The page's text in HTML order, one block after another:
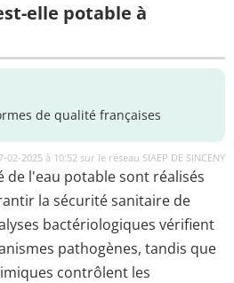
elle potable à
de qualité françaises
2025 à 10:52 sur le réseau SIAEP DE SINCENY
de l'eau potable sont réalisés
la sécurité sanitaire de
bactériologiques vérifient
pathogènes, tandis que
contrôlent les